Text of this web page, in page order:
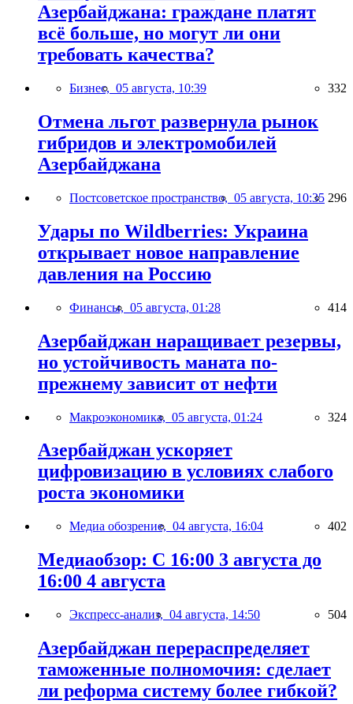
Азербайджана: граждане платят
всё больше, но могут ли они
требовать качества?
Бизнес, 05 августа, 10:39 332
Отмена льгот развернула рынок
гибридов и электромобилей
Азербайджана
Постсоветское пространство, 05 августа, 10:35 296
Удары по Wildberries: Украина
открывает новое направление
давления на Россию
Финансы, 05 августа, 01:28 414
Азербайджан наращивает резервы,
но устойчивость маната по-
прежнему зависит от нефти
Макроэкономика, 05 августа, 01:24 324
Азербайджан ускоряет
цифровизацию в условиях слабого
роста экономики
Медиа обозрение, 04 августа, 16:04 402
Медиаобзор: С 16:00 3 августа до
16:00 4 августа
Экспресс-анализ, 04 августа, 14:50 504
Азербайджан перераспределяет
таможенные полномочия: сделает
ли реформа систему более гибкой?